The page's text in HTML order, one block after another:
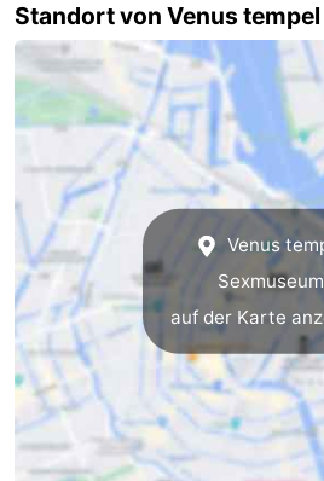
Standort von Venus
Venus
Sexmuseum
auf der Karte